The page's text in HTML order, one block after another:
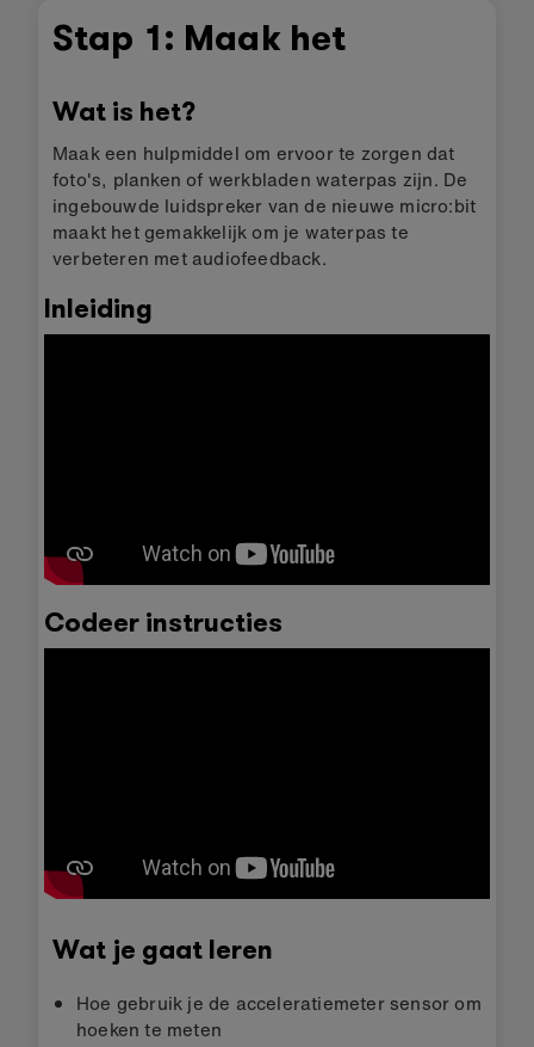
Stap 1: Maak het
Wat is het?
Maak een hulpmiddel om ervoor te zorgen dat
foto's, planken of werkbladen waterpas zijn. De
ingebouwde luidspreker van de nieuwe micro:bit
maakt het gemakkelijk om je waterpas te
verbeteren met audiofeedback.
Inleiding
Codeer instructies
Wat je gaat leren
Hoe gebruik je de acceleratiemeter sensor om
hoeken te meten